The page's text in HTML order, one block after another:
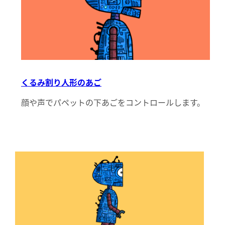
くるみ割り人形のあご
顔や声でパペットの下あごをコントロールします。